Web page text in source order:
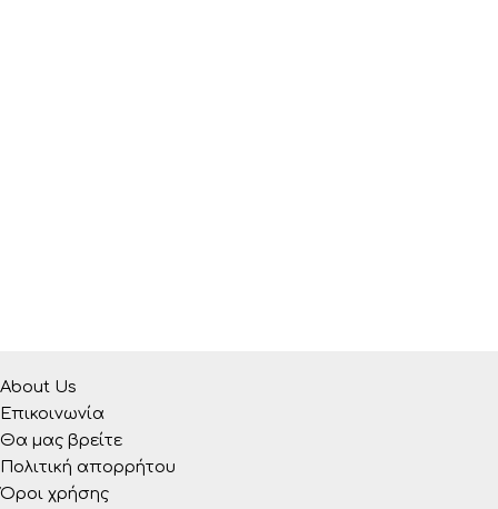
About Us
Επικοινωνία
Θα μας βρείτε
Πολιτική απορρήτου
Όροι χρήσης